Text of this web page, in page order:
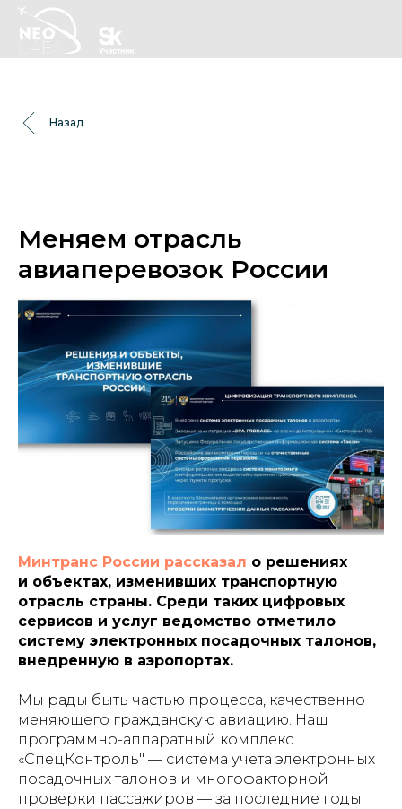
Назад
Меняем отрасль
авиаперевозок России
Минтранс России рассказал о решениях
и объектах, изменивших транспортную
отрасль страны. Среди таких цифровых
сервисов и услуг ведомство отметило
систему электронных посадочных талонов,
внедренную в аэропортах.
Мы рады быть частью процесса, качественно
меняющего гражданскую авиацию. Наш
программно-аппаратный комплекс
«СпецКонтроль" — система учета электронных
посадочных талонов и многофакторной
проверки пассажиров — за последние годы